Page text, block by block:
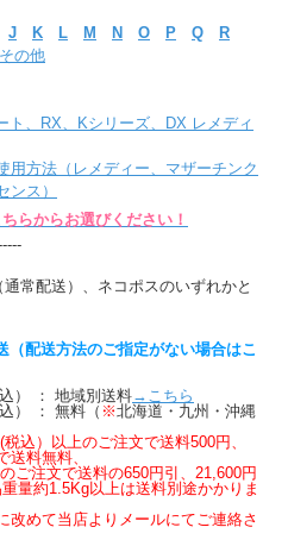
J K L M N O P Q
R
その他
、RX、Kシリーズ、DX レメディ
用方法（レメディー、マザーチンク
ス）
らからお選びください！
常配送）、ネコポスのいずれかと
配送方法のご指定がない場合はこ
） ： 地域別送料→こちら
） ： 無料（ ※北海道・九州・沖縄
込）以上のご注文で送料500円、
料無料、
ご注文で送料の650円引、21,600円
量約1.5Kg以上は送料別途かかりま
めて当店よりメールにてご連絡さ